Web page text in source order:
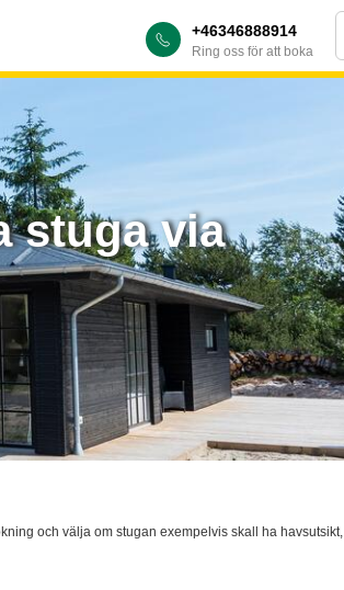
+46346888914
Ring oss för att boka
stuga via
och välja om stugan exempelvis skall ha havsutsikt,